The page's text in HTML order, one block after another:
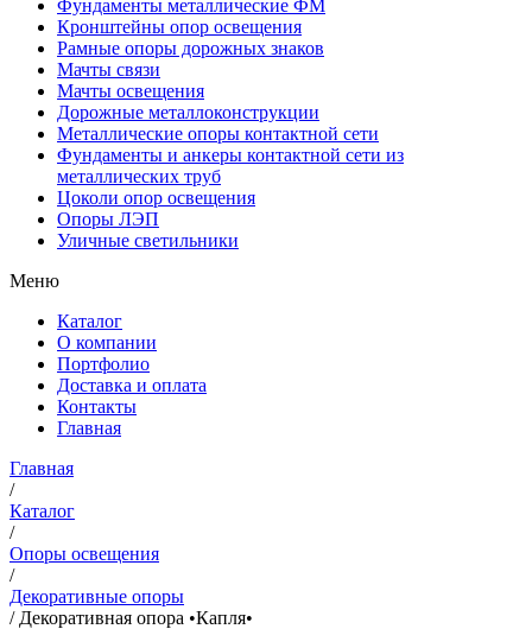
Фундаменты металлические ФМ
Кронштейны опор освещения
Рамные опоры дорожных знаков
Мачты связи
Мачты освещения
Дорожные металлоконструкции
Металлические опоры контактной сети
Фундаменты и анкеры контактной сети из
металлических труб
Цоколи опор освещения
Опоры ЛЭП
Уличные светильники
Меню
Каталог
О компании
Портфолио
Доставка и оплата
Контакты
Главная
Главная
/
Каталог
/
Опоры освещения
/
Декоративные опоры
/Декоративная опора •Капля•